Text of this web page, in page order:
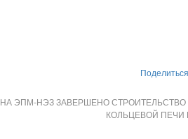
Поделиться
НА ЭПМ-НЭЗ ЗАВЕРШЕНО
КОЛЬЦЕВОЙ ПЕЧИ